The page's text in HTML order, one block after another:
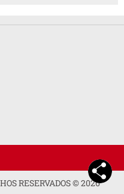
RESERVADOS ©2026